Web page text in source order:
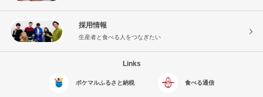
採用情報
生産者と食べる人をつなぎたい
Links
ポケマルふるさと納税 食べる通信